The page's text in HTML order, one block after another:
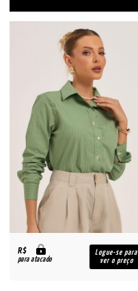
R$
para atacado
Logue-se para
ver o preço